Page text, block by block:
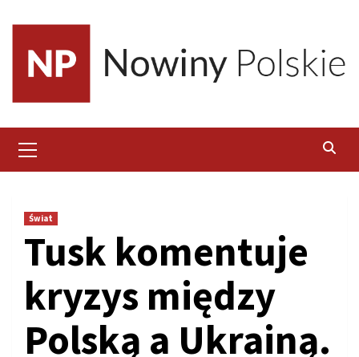
content
Menu
Świat
Tusk komentuje
kryzys między
Polską a Ukrainą.